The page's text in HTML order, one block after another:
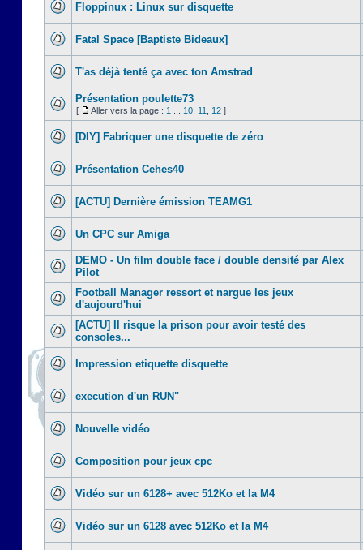
Floppinux : Linux sur disquette
Fatal Space [Baptiste Bideaux]
T'as déjà tenté ça avec ton Amstrad
Présentation poulette73
[ Aller vers la page : 1 10 11 12 ]
[DIY] Fabriquer une disquette de zéro
Présentation Cehes40
[ACTU] Dernière émission TEAMG1
Un CPC sur Amiga
DEMO - Un film double face / double densité par Alex
Pilot
Football Manager ressort et nargue les jeux
d'aujourd'hui
[ACTU] Il risque la prison pour avoir testé des
consoles...
Impression etiquette disquette
execution d'un RUN"
Nouvelle vidéo
Composition pour jeux cpc
Vidéo sur un 6128+ avec 512Ko et la M4
Vidéo sur un 6128 avec 512Ko et la M4